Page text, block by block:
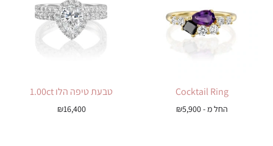
Cocktail Ring
החל מ - ₪5,900
טבעת טיפה הלו 1.00ct
₪16,400